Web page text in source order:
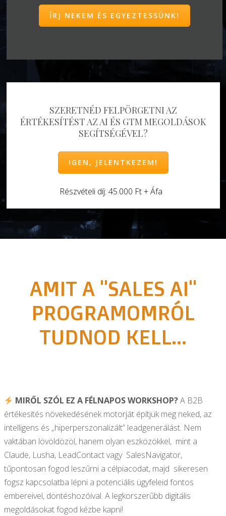
ÍRJ NEKEM ÉS EGYEZTESSÜNK!
SZERETNÉD FELPÖRGETNI AZ
ÉRTÉKESÍTÉST AZ AI ÉS GTM MEGOLDÁSOK
SEGÍTSÉGÉVEL?
IGEN, JELENTKEZEM!
Részvételi díj: 45.000 Ft + Áfa
AMIT A "SALES AI"
PROGRAMOMRÓL
TUDNOD KELL...
MIRŐL SZÓL EZ A FÉLNAPOS WORKSHOP?A B2B
értékesítés növekedésének motorját építjük meg neked, az
intelligens és „hiperperszonalizált” leadgenerálást. Nem
vaktában lövöldözöl, hanem olyan eszközökkel, mint a
Claude, Lusha, LeadContact vagy SalesNavigator,
tűpontosan fogod leszűrni a célpiacodat, majd sikeresen
fogsz kapcsolatba lépni a potenciális ügyfeleid fontos
embereivel, döntéshozóival. A legkorszerűbb digitális
megoldásokat fogod kézbe kapni!